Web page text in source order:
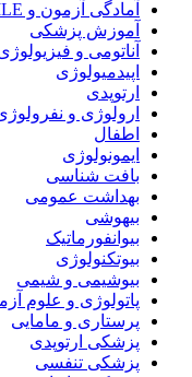
آمادگی آزمون و USMLE
آموزش پزشکی
آناتومی و
اپیدمیولوژی
ارتوپدی
ارولوژی و
اطفال
ایمونولوژی
بافت شناسی
بهداشت عمومی
بیهوشی
بیوانفورماتیک
بیوتکنولوژی
بیوشیمی و شیمی
پاتولوژی و علوم
پرستاری و مامایی
پزشکی ارتوپدی
پزشکی تنفسی